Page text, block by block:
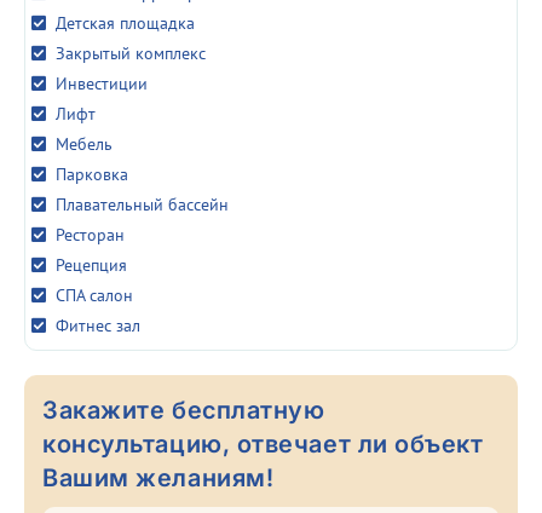
Детская площадка
Закрытый комплекс
Инвестиции
Лифт
Мебель
Парковка
Плавательный бассейн
Ресторан
Рецепция
СПА салон
Фитнес зал
Закажите бесплатную
консультацию, отвечает ли объект
Вашим желаниям!